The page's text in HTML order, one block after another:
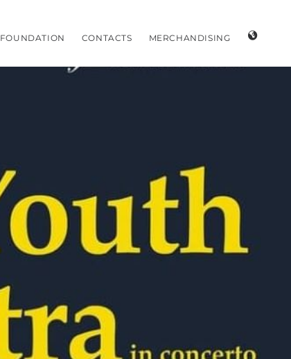
FOUNDATION CONTACTS MERCHANDISING